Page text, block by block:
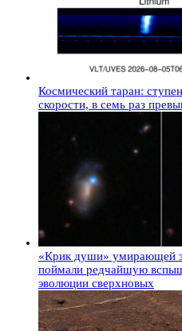
Космический таран:
скорости, в семь раз
«Крик души» умирающей
поймали редчайшую
эволюции сверхновых